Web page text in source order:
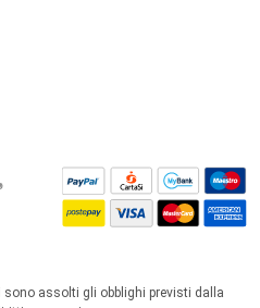
sono assolti gli obblighi previsti dalla